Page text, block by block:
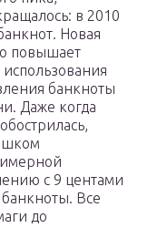
в 2010
Новая
повышает
использования
банкноты
Даже когда
с 9 центами
Все
до